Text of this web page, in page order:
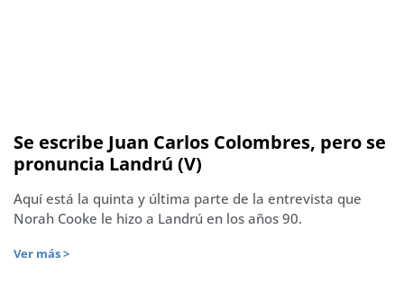
Se escribe Juan Carlos Colombres, pero se
pronuncia Landrú (V)
Aquí está la quinta y última parte de la entrevista que
Norah Cooke le hizo a Landrú en los años 90.
Ver más >